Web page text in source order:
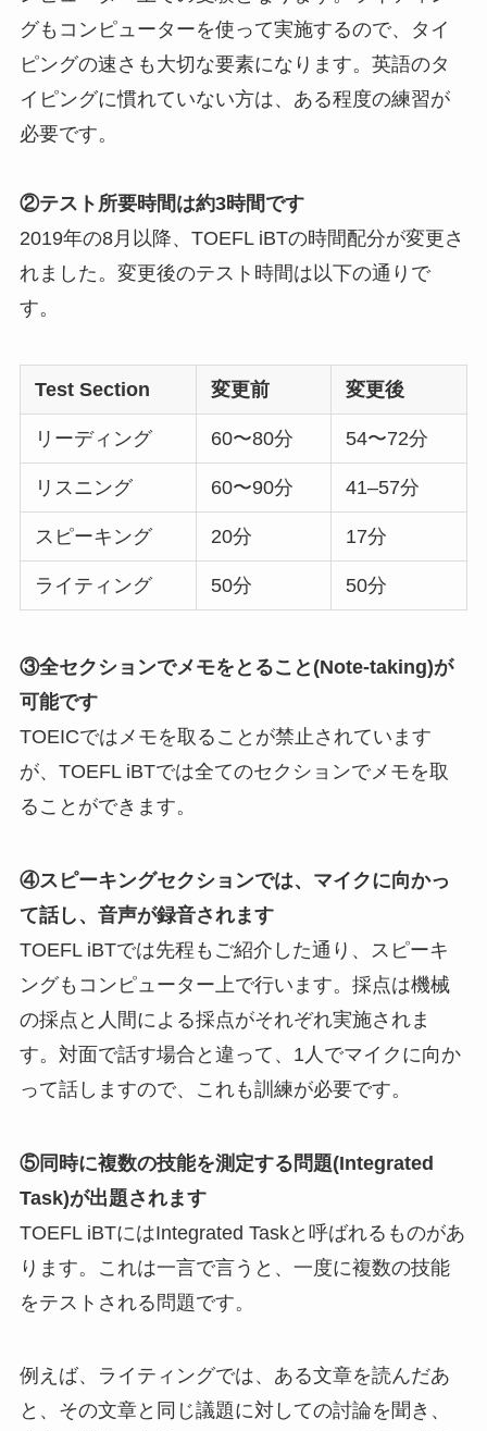
グもコンピューターを使って実施するので、タイ
ピングの速さも大切な要素になります。英語のタ
イピングに慣れていない方は、ある程度の練習が
必要です。
②テスト所要時間は約3時間です
2019年の8月以降、TOEFL iBTの時間配分が変更さ
れました。変更後のテスト時間は以下の通りで
す。
Test Section 変更前 変更後
リーディング 60〜80分 54〜72分
リスニング 60〜90分 41–57分
スピーキング 20分 17分
ライティング 50分 50分
③全セクションでメモをとること(Note-taking)が
可能です
TOEICではメモを取ることが禁止されています
が、TOEFL iBTでは全てのセクションでメモを取
ることができます。
④スピーキングセクションでは、マイクに向かっ
て話し、音声が録音されます
TOEFL iBTでは先程もご紹介した通り、スピーキ
ングもコンピューター上で行います。採点は機械
の採点と人間による採点がそれぞれ実施されま
す。対面で話す場合と違って、1人でマイクに向か
って話しますので、これも訓練が必要です。
⑤同時に複数の技能を測定する問題(Integrated
Task)が出題されます
TOEFL iBTにはIntegrated Taskと呼ばれるものがあ
ります。これは一言で言うと、一度に複数の技能
をテストされる問題です。
例えば、ライティングでは、ある文章を読んだあ
と、その文章と同じ議題に対しての討論を聞き、